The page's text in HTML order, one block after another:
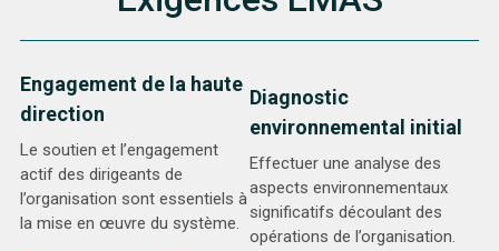
Engagement de la haute
direction
Le soutien et l’engagement
actif des dirigeants de
l’organisation sont essentiels à
la mise en œuvre du système.
Diagnostic
environnemental initial
Effectuer une analyse des
aspects environnementaux
significatifs découlant des
opérations de l’organisation.